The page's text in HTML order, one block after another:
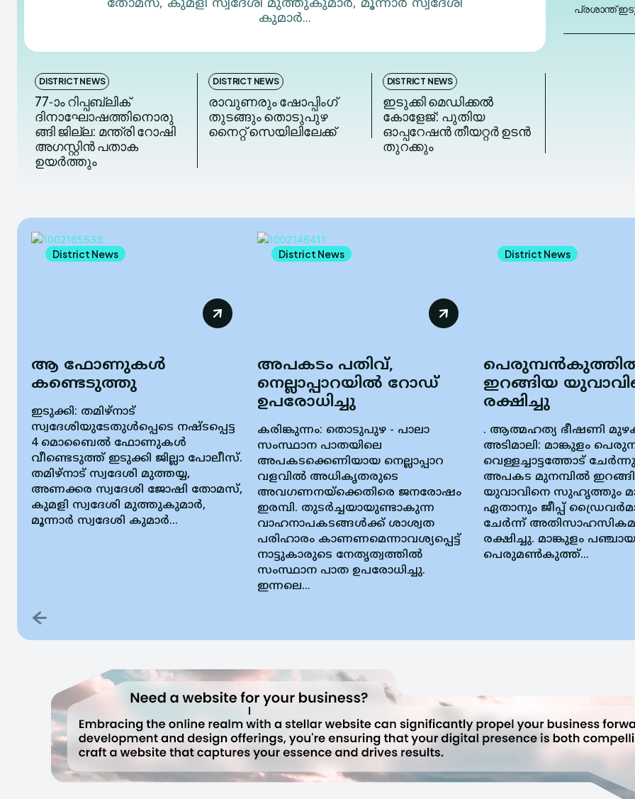
തോമസ്, കുമളി സ്വദേശി മുത്തുകുമാർ, മൂന്നാർ സ്വദേശി
കുമാർ...
DISTRICT NEWS
77-ാം റിപ്പബ്ലിക്
ദിനാഘോഷത്തിനൊരു
ങ്ങി ജില്ല: മന്ത്രി റോഷി
അഗസ്റ്റിന്‍ പതാക
ഉയര്‍ത്തും
DISTRICT NEWS
രാവുണരും ഷോപ്പിംഗ്
തുടങ്ങും തൊടുപുഴ
നൈറ്റ് സെയിലിലേക്ക്
DISTRICT NEWS
ഇടുക്കി മെഡിക്കല്‍
കോളേജ്: പുതിയ
ഓപ്പറേഷന്‍ തീയറ്റര്‍ ഉടന്‍
തുറക്കും
പ്രശാന്ത്
District News
ആ ഫോണുകൾ
കണ്ടെടുത്തു
ഇടുക്കി: തമിഴ്നാട്
സ്വദേശിയുടേതുൾപ്പെടെ നഷ്ടപ്പെട്ട
4 മൊബൈൽ ഫോണുകൾ
വീണ്ടെടുത്ത് ഇടുക്കി ജില്ലാ പോലീസ്.
തമിഴ്നാട് സ്വദേശി മുത്തയ്യ,
അണക്കര സ്വദേശി ജോഷി തോമസ്,
കുമളി സ്വദേശി മുത്തുകുമാർ,
മൂന്നാർ സ്വദേശി കുമാർ...
District News
അപകടം പതിവ്,
നെല്ലാപ്പാറയിൽ റോഡ്
ഉപരോധിച്ചു
കരിങ്കുന്നം: തൊടുപുഴ - പാലാ
സംസ്ഥാന പാതയിലെ
അപകടക്കെണിയായ നെല്ലാപ്പാറ
വളവിൽ അധികൃതരുടെ
അവഗണനയ്‌ക്കെതിരെ ജനരോഷം
ഇരമ്പി. തുടർച്ചയായുണ്ടാകുന്ന
വാഹനാപകടങ്ങൾക്ക് ശാശ്വത
പരിഹാരം കാണണമെന്നാവശ്യപ്പെട്ട്
നാട്ടുകാരുടെ നേതൃത്വത്തിൽ
സംസ്ഥാന പാത ഉപരോധിച്ചു.
ഇന്നലെ...
District News
ഇറങ്ങിയ
രക്ഷിച്ചു
. ആത്മഹത്യ ഭീഷണി
അടിമാലി: മാങ്കുളം
വെള്ളച്ചാട്ടത്തോട്
അപകട മുനമ്പില്‍
യുവാവിനെ സുഹൃത്തും
ഏതാനും ജീപ്പ്
ചേര്‍ന്ന്
രക്ഷിച്ചു. മാങ്കുളം
പെരുമൺകുത്ത്...